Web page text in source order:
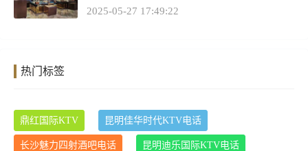
2025-05-27 17:49:22
热门标签
鼎红国际KTV 昆明佳华时代KTV电话
长沙魅力四射酒吧电话 昆明迪乐国际KTV电话